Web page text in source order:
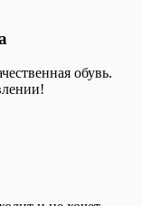
обувь.